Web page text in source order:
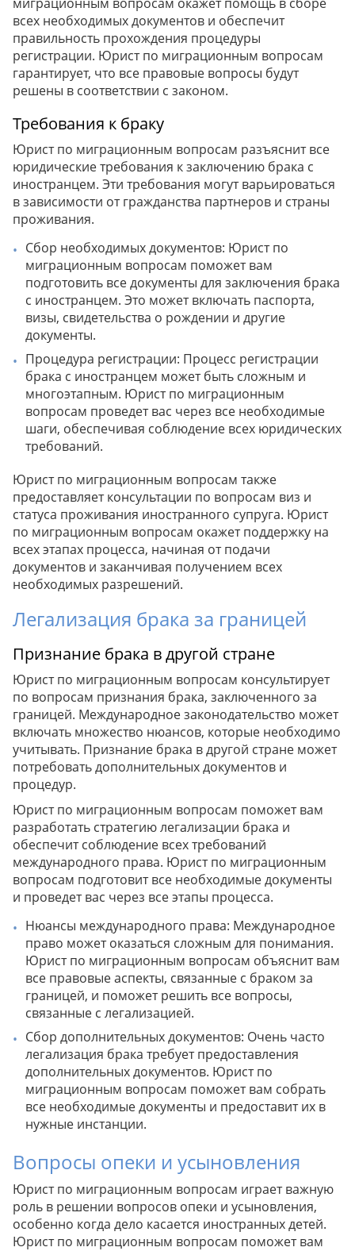
всех необходимых документов и обеспечит
правильность прохождения процедуры
регистрации. Юрист по миграционным вопросам
гарантирует, что все правовые вопросы будут
решены в соответствии с законом.
Требования к браку
Юрист по миграционным вопросам разъяснит все
юридические требования к заключению брака с
иностранцем. Эти требования могут варьироваться
в зависимости от гражданства партнеров и страны
проживания.
Сбор необходимых документов: Юрист по
миграционным вопросам поможет вам
подготовить все документы для заключения брака
с иностранцем. Это может включать паспорта,
визы, свидетельства о рождении и другие
документы.
Процедура регистрации: Процесс регистрации
брака с иностранцем может быть сложным и
многоэтапным. Юрист по миграционным
вопросам проведет вас через все необходимые
шаги, обеспечивая соблюдение всех юридических
требований.
Юрист по миграционным вопросам также
предоставляет консультации по вопросам виз и
статуса проживания иностранного супруга. Юрист
по миграционным вопросам окажет поддержку на
всех этапах процесса, начиная от подачи
документов и заканчивая получением всех
необходимых разрешений.
Легализация брака за границей
Признание брака в другой стране
Юрист по миграционным вопросам консультирует
по вопросам признания брака, заключенного за
границей. Международное законодательство может
включать множество нюансов, которые необходимо
учитывать. Признание брака в другой стране может
потребовать дополнительных документов и
процедур.
Юрист по миграционным вопросам поможет вам
разработать стратегию легализации брака и
обеспечит соблюдение всех требований
международного права. Юрист по миграционным
вопросам подготовит все необходимые документы
и проведет вас через все этапы процесса.
Нюансы международного права: Международное
право может оказаться сложным для понимания.
Юрист по миграционным вопросам объяснит вам
все правовые аспекты, связанные с браком за
границей, и поможет решить все вопросы,
связанные с легализацией.
Сбор дополнительных документов: Очень часто
легализация брака требует предоставления
дополнительных документов. Юрист по
миграционным вопросам поможет вам собрать
все необходимые документы и предоставит их в
нужные инстанции.
Вопросы опеки и усыновления
Юрист по миграционным вопросам играет важную
роль в решении вопросов опеки и усыновления,
особенно когда дело касается иностранных детей.
Юрист по миграционным вопросам поможет вам